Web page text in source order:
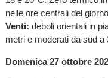
nelle ore centrali del
Venti: deboli orientali in
metri e moderati da sud a
Domenica 27 ottobre